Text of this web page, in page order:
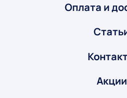
Оплата и
Акции